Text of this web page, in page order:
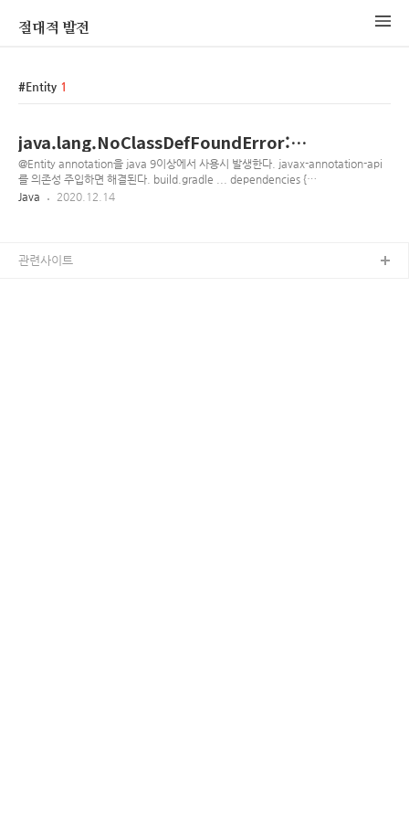
절대적 발전
Entity 1
java.lang.NoClassDefFoundError:
javax/annotation/Generated
@Entity annotation을 java 9이상에서 사용시 발생한다. javax-annotation-api
를 의존성 주입하면 해결된다. build.gradle ... dependencies {
implementation("javax.annotation:javax.annotation-api:1.3.2")
Java 2020.12.14
관련사이트